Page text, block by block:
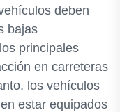
deben
bajas
principales
en carreteras
los vehículos
estar equipados